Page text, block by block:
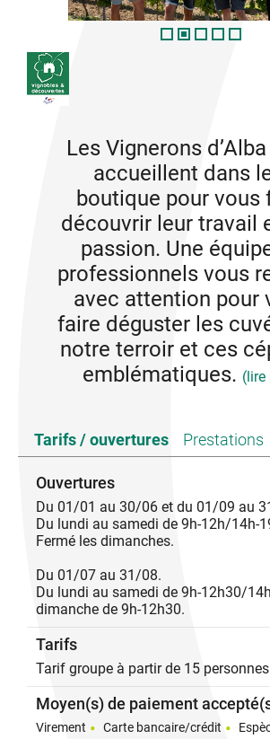
Les Vignerons
accueillent dans
boutique pour vous
découvrir leur travail
passion. Une
professionnels vous
avec attention pour
faire déguster les
notre terroir et ces
emblématiques. (lire
possède une histoire riche et une
Son terroir s’étend maintenant sur
Alba la Romaine, Aubignas, St Jean
Pons, St Thomé et Le Teil et compte
hectares. L’espace de vente créée en
en 2017 vous accueille toute
ambiance chaleureuse. Venez
Abri en 100% Syrah ou la cuvée Alba
Viognier. Notre équipe se tient à votre
partagera sa passion pour le
vignerons et de notre œnologue. Vous
un moment privilégié entre
amis ou familles ? N’hésitez pas à
pour connaitre nos offres
En espérant vous voir bientôt au
Romaine !
Tarifs / ouvertures Prestations
Ouvertures
Du 01/01 au 30/06 et du 01/09 au
Du lundi au samedi de 9h-12h/14h-
Fermé les dimanches.
Du 01/07 au 31/08.
Du lundi au samedi de 9h-12h30/
dimanche de 9h-12h30.
Tarifs
Tarif groupe à partir de 15
Moyen(s) de paiement
Virement Carte bancaire/crédit